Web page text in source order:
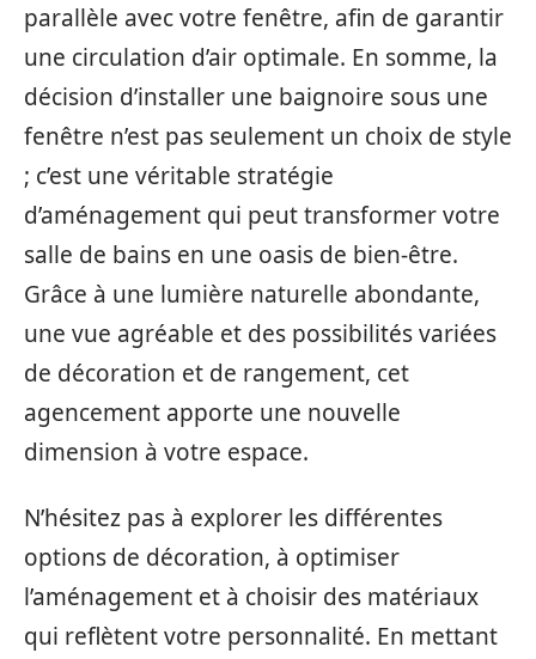
parallèle avec votre fenêtre, afin de garantir
une circulation d’air optimale. En somme, la
décision d’installer une baignoire sous une
fenêtre n’est pas seulement un choix de style
; c’est une véritable stratégie
d’aménagement qui peut transformer votre
salle de bains en une oasis de bien-être.
Grâce à une lumière naturelle abondante,
une vue agréable et des possibilités variées
de décoration et de rangement, cet
agencement apporte une nouvelle
dimension à votre espace.
N’hésitez pas à explorer les différentes
options de décoration, à optimiser
l’aménagement et à choisir des matériaux
qui reflètent votre personnalité. En mettant